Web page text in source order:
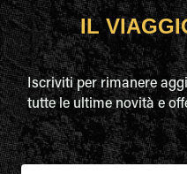
IL
Iscriviti per rimanere
tutte le ultime novità e